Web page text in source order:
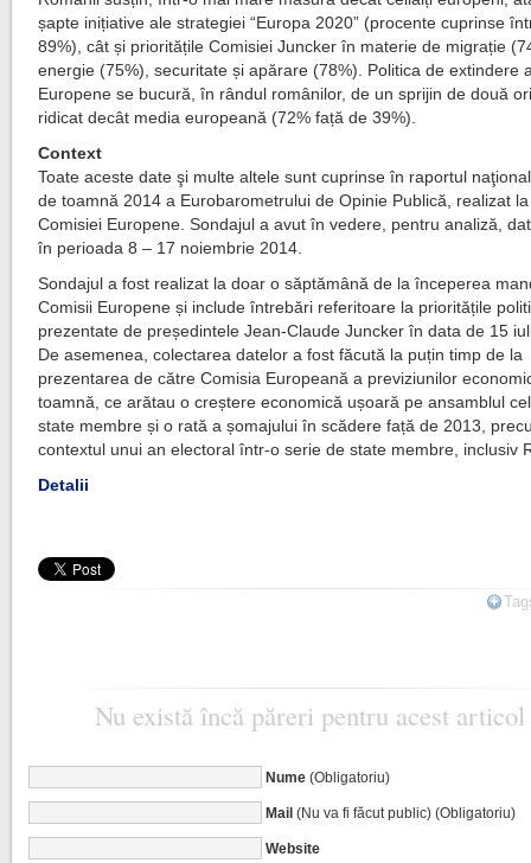
șapte inițiative ale strategiei “Europa 2020” (procente cuprinse
89%), cât și prioritățile Comisiei Juncker în materie de migrație
energie (75%), securitate și apărare (78%). Politica de extindere
Europene se bucură, în rândul românilor, de un sprijin de două
ridicat decât media europeană (72% față de 39%).
Context
Toate aceste date şi multe altele sunt cuprinse în raportul
de toamnă 2014 a Eurobarometrului de Opinie Publică, realizat
Comisiei Europene. Sondajul a avut în vedere, pentru analiză,
în perioada 8 – 17 noiembrie 2014.
Sondajul a fost realizat la doar o săptămână de la începerea
Comisii Europene și include întrebări referitoare la prioritățile
prezentate de președintele Jean-Claude Juncker în data de 15
De asemenea, colectarea datelor a fost făcută la puțin timp de la
prezentarea de către Comisia Europeană a previziunilor
toamnă, ce arătau o creștere economică ușoară pe ansamblul
state membre și o rată a șomajului în scădere față de 2013,
contextul unui an electoral într-o serie de state membre, inclusiv
Detalii
Nu există încă păreri pentru acest articol
Nume(Obligatoriu)
Mail(Nu va fi făcut public) (Obligatoriu)
Website